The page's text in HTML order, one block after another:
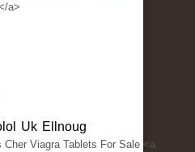
a>
Uk Ellnoug
Viagra Tablets For Sale <a